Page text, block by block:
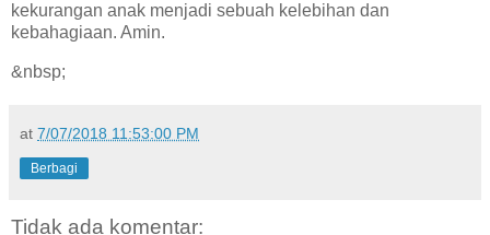
kekurangan anak menjadi sebuah kelebihan dan
kebahagiaan. Amin.
&nbsp;
at 7/07/2018 11:53:00 PM
Berbagi
Tidak ada komentar: